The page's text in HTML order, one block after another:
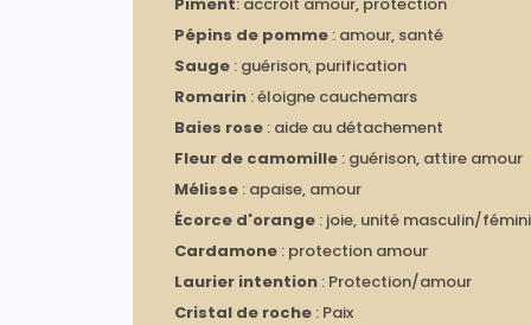
Pépins de pomme : amour, santé
Sauge : guérison, purification
Romarin : éloigne cauchemars
Baies rose : aide au détachement
Fleur de camomille : guérison, attire amour
Mélisse : apaise, amour
Écorce d'orange : joie, unité masculin/
Cardamone : protection amour
Laurier intention : Protection/amour
Cristal de roche : Paix